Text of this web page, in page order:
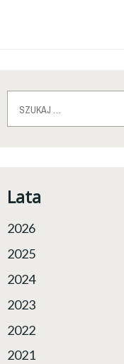
Lata
2026
2025
2024
2023
2022
2021